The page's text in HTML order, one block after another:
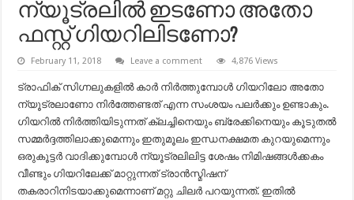
ന്യൂട്രലില്‍ ഇടണോ അതോ
ഫസ്റ്റ് ഗിയറിലിടണോ?
February 11, 2018 Leave a comment 4,876 Views
ട്രാഫിക് സിഗ്നലുകളില്‍ കാര്‍ നിര്‍ത്തുമ്പോള്‍ ഗിയറിലോ അതോ
ന്യൂട്രലാണോ നിര്‍ത്തേണ്ടത് എന്ന സംശയം പലര്‍ക്കും ഉണ്ടാകും.
ഗിയറില്‍ നിര്‍ത്തിയിടുന്നത് ക്ലച്ചിനെയും ബ്രേക്കിനെയും കൂടുതല്‍
സമ്മര്‍ദ്ദത്തിലാക്കുമെന്നും ഇതുമൂലം ഇന്ധനക്ഷമത കുറയുമെന്നും
ഒരുകൂട്ടര്‍ വാദിക്കുമ്പോള്‍ ന്യൂട്രലിലിട്ട ശേഷം നിമിഷങ്ങള്‍ക്കകം
വീണ്ടും ഗിയറിലേക്ക് മാറ്റുന്നത് ട്രാന്‍സ്മിഷന്
തകരാറിനിടയാക്കുമെന്നാണ് മറ്റു ചിലര്‍ പറയുന്നത്. ഇതില്‍